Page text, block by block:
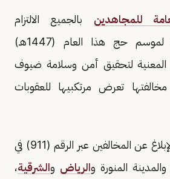
للمجاهدين بالجميع الالتزام
بالتعليمات المنظمة لموسم حج هذا العام (1447هـ)
المعنية لتحقيق أمن وسلامة ضيوف
تعرض مرتكبيها للعقوبات
ودعت إلى المبادرة بالإبلاغ عن المخالفين عبر الرقم (911) في
المنورة والرياض والشرقية،